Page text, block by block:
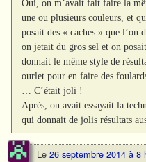
Oui, on m’avait fait faire la
une ou plusieurs couleurs, et
posait des « caches » que l’on
on jetait du gros sel et on
donnait le même style de
ourlet pour en faire des
… C’était joli !
Après, on avait essayait la
qui donnait de jolis résultats
Le 26 septembre 2014 à 8